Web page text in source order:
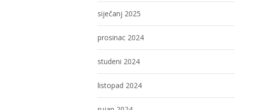
siječanj 2025
prosinac 2024
studeni 2024
listopad 2024